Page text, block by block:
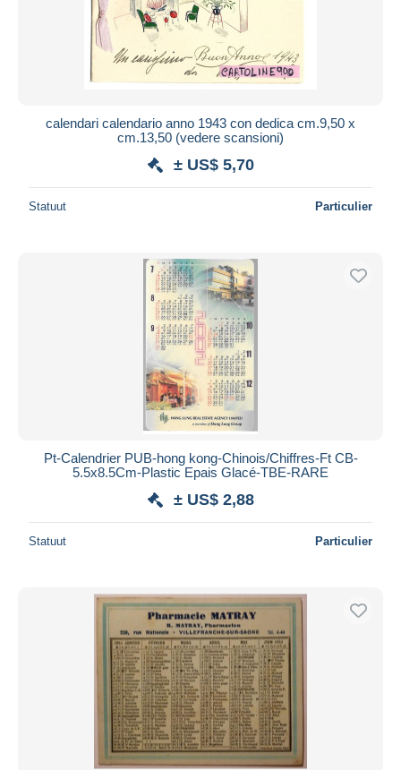
calendari calendario anno 1943 con dedica cm.9,50 x
cm.13,50 (vedere scansioni)
± US$ 5,70
Statuut Particulier
Pt-Calendrier PUB-hong kong-Chinois/Chiffres-Ft CB-
5.5x8.5Cm-Plastic Epais Glacé-TBE-RARE
± US$ 2,88
Statuut Particulier